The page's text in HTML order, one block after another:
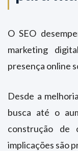
O SEO
marketing
presença online
Desde a
busca até o
construção de
implicações são